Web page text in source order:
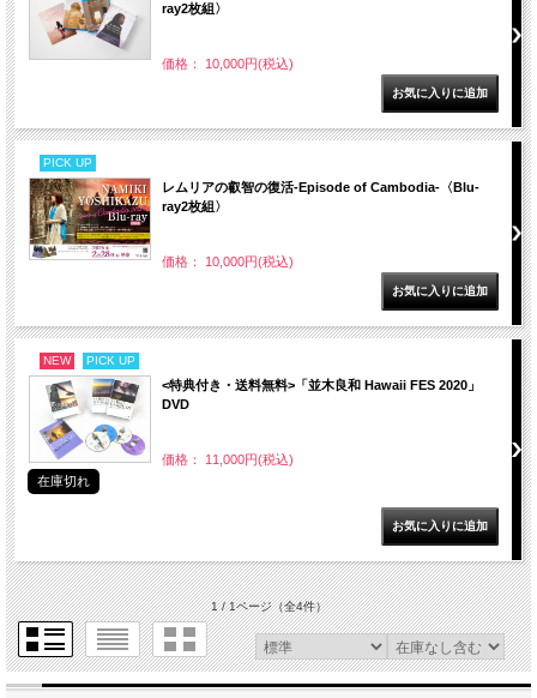
ray2枚組〉
価格： 10,000円(税込)
PICK UP
レムリアの叡智の復活-Episode of Cambodia-〈Blu-
ray2枚組〉
価格： 10,000円(税込)
NEW PICK UP
<特典付き・送料無料>「並木良和 Hawaii FES 2020」
DVD
価格： 11,000円(税込)
在庫切れ
1 / 1ページ（全4件）